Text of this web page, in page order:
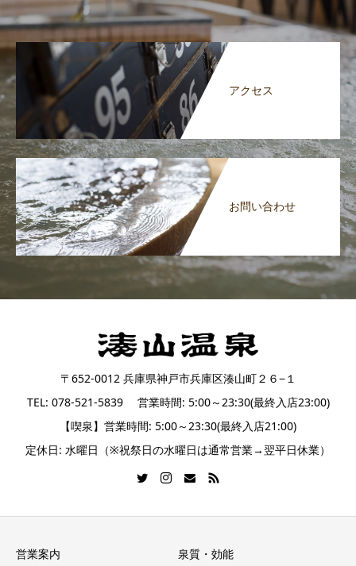
アクセス
お問い合わせ
〒652-0012 兵庫県神戸市兵庫区湊山町２６−１
TEL: 078-521-5839 営業時間: 5:00～23:30(最終入店23:00)
【喫泉】営業時間: 5:00～23:30(最終入店21:00)
定休日: 水曜日（※祝祭日の水曜日は通常営業→翌平日休業）
営業案内 泉質・効能